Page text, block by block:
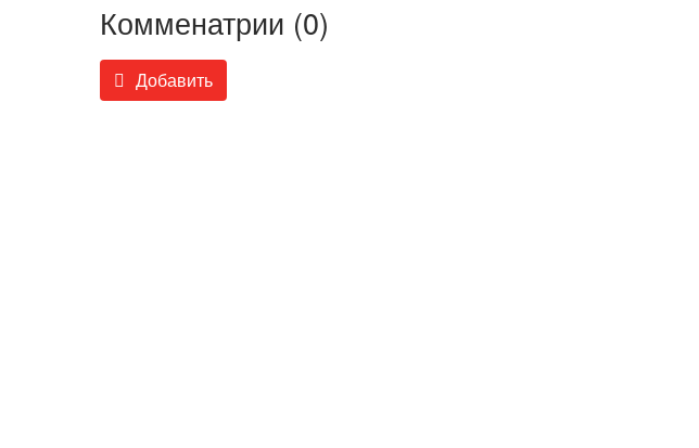
Комменатрии (0)
Добавить